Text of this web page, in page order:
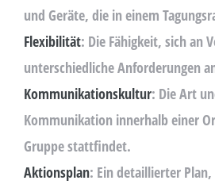
und Geräte, die in einem
Flexibilität: Die Fähigkeit, sich an
unterschiedliche Anforderungen
Kommunikationskultur: Die Art
Kommunikation innerhalb einer
Gruppe stattfindet.
Aktionsplan: Ein detaillierter